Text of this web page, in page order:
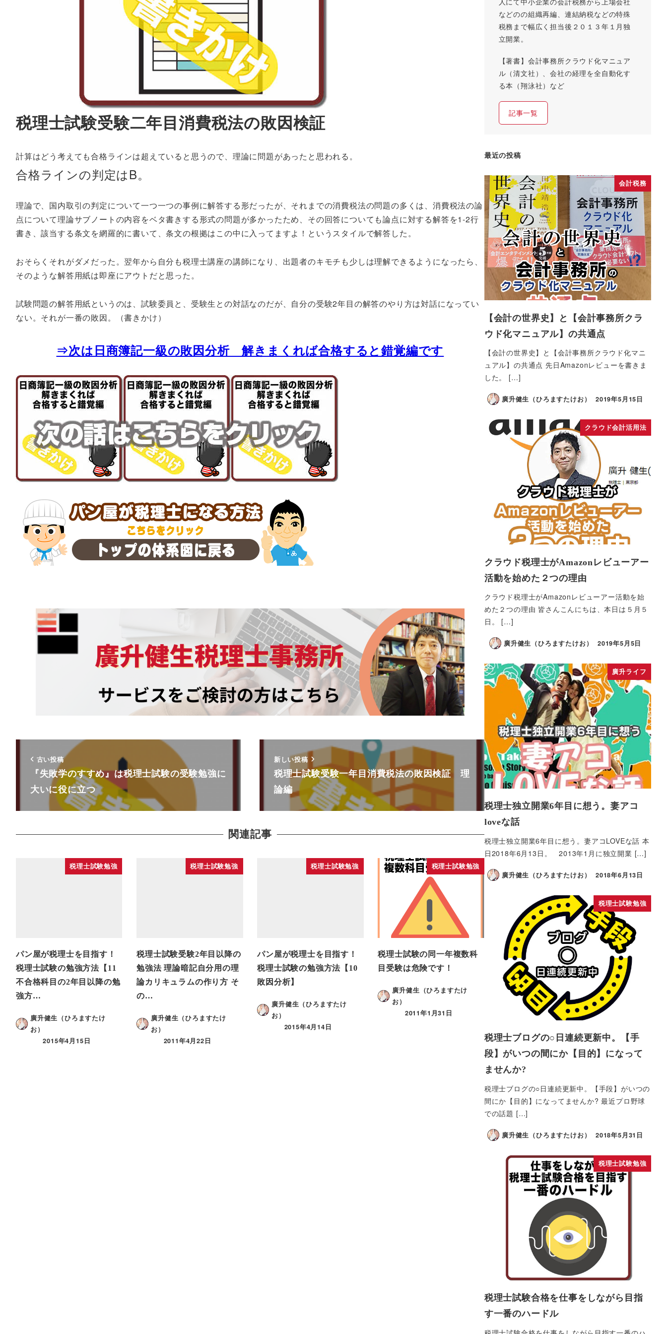
税理士試験受験二年目消費税法の敗因検証
計算はどう考えても合格ラインは超えていると思うので、理論に問題があったと思われる。
合格ラインの判定はB。
理論で、国内取引の判定について一つ一つの事例に解答する形だったが、それまでの消費税法の問題の多くは、消費税法の論
点について理論サブノートの内容をベタ書きする形式の問題が多かったため、その回答についても論点に対する解答を1-2行
書き、該当する条文を網羅的に書いて、条文の根拠はこの中に入ってますよ！というスタイルで解答した。
おそらくそれがダメだった。翌年から自分も税理士講座の講師になり、出題者のキモチも少しは理解できるようになったら、
そのような解答用紙は即座にアウトだと思った。
試験問題の解答用紙というのは、試験委員と、受験生との対話なのだが、自分の受験2年目の解答のやり方は対話になってい
ない。それが一番の敗因。（書きかけ）
⇒次は日商簿記一級の敗因分析 解きまくれば合格すると錯覚編です
古い投稿
『失敗学のすすめ』は税理士試験の受験勉強に
大いに役に立つ
新しい投稿
税理士試験受験一年目消費税法の敗因検証 理
論編
関連記事
税理士試験勉強
パン屋が税理士を目指す！
税理士試験の勉強方法【11
不合格科目の2年目以降の勉
強方…
廣升健生（ひろますたけ
お）
2015年4月15日
税理士試験勉強
税理士試験受験2年目以降の
勉強法 理論暗記自分用の理
論カリキュラムの作り方 そ
の…
廣升健生（ひろますたけ
お）
2011年4月22日
税理士試験勉強
パン屋が税理士を目指す！
税理士試験の勉強方法【10
敗因分析】
廣升健生（ひろますたけ
お）
2015年4月14日
税理士試験勉強
税理士試験の同一年複数科
目受験は危険です！
廣升健生（ひろますたけ
お）
2011年1月31日
などのの組織再編、連結納税などの特殊
税務まで幅広く担当後２０１３年１月独
立開業。
【著書】会計事務所クラウド化マニュア
ル（清文社）、会社の経理を全自動化す
る本（翔泳社）など
記事一覧
最近の投稿
会計税務
【会計の世界史】と【会計事務所クラ
ウド化マニュアル】の共通点
【会計の世界史】と【会計事務所クラウド化マニ
ュアル】の共通点 先日Amazonレビューを書きま
した。 […]
廣升健生（ひろますたけお） 2019年5月15日
クラウド会計活用法
クラウド税理士がAmazonレビューアー
活動を始めた２つの理由
クラウド税理士がAmazonレビューアー活動を始
めた２つの理由 皆さんこんにちは、本日は５月５
日。 […]
廣升健生（ひろますたけお） 2019年5月5日
廣升ライフ
税理士独立開業6年目に想う。妻アコ
loveな話
税理士独立開業6年目に想う。妻アコLOVEな話 本
日2018年6月13日。 2013年1月に独立開業 […]
廣升健生（ひろますたけお） 2018年6月13日
税理士試験勉強
税理士ブログの○日連続更新中。【手
段】がいつの間にか【目的】になって
ませんか?
税理士ブログの○日連続更新中。【手段】がいつの
間にか【目的】になってませんか? 最近プロ野球
での話題 […]
廣升健生（ひろますたけお） 2018年5月31日
税理士試験勉強
税理士試験合格を仕事をしながら目指
す一番のハードル